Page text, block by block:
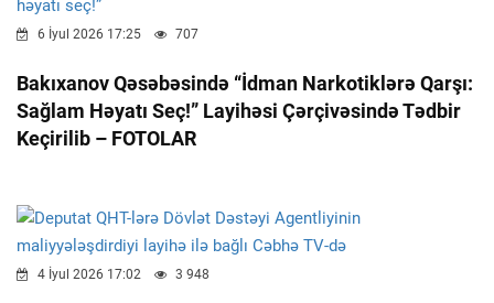
6 İyul 2026 17:25 707
Bakıxanov Qəsəbəsində “İdman Narkotiklərə Qarşı:
Sağlam Həyatı Seç!” Layihəsi Çərçivəsində Tədbir
Keçirilib – FOTOLAR
4 İyul 2026 17:02 3 948